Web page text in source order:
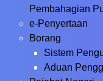
Pembahagian
e-Penyertaan
Borang
Sistem
Aduan